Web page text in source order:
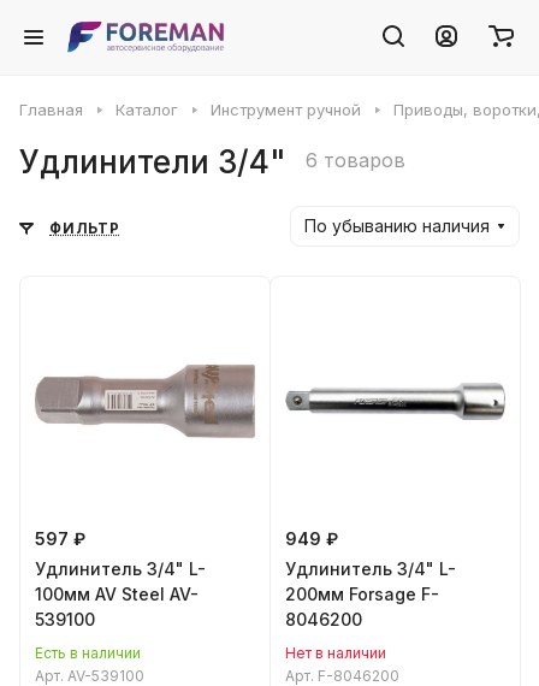
Главная Каталог Инструмент ручной Приводы,
Удлинители 3/4" 6 товаров
ФИЛЬТР По убыванию наличия
597 ₽
Удлинитель 3/4" L-
100мм AV Steel AV-
539100
Есть в наличии
Арт. AV-539100
949 ₽
Удлинитель 3/4" L-
200мм Forsage F-
8046200
Нет в наличии
Арт. F-8046200